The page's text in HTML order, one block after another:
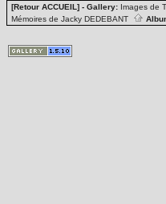
[Retour ACCUEIL] - Gallery: Images de
Mémoires de Jacky DEDEBANT